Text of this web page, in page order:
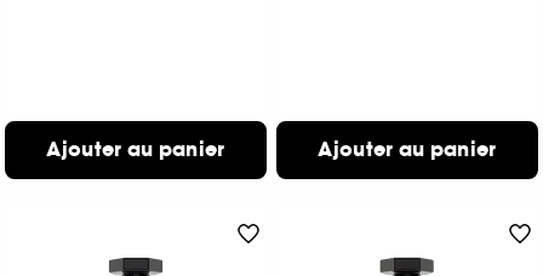
Ajouter au panier Ajouter au panier